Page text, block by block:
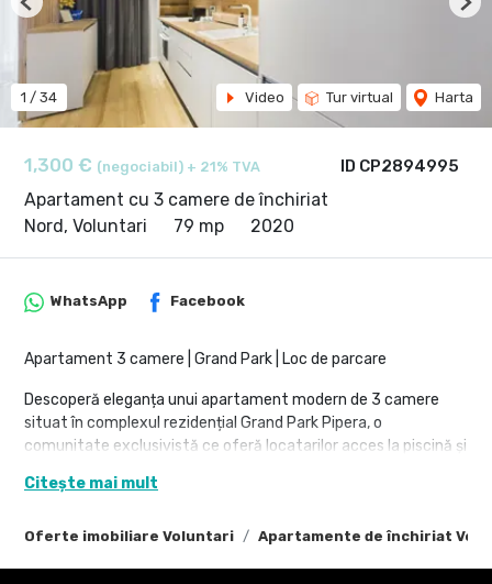
ID CP2894995
1,300 € (negociabil) + 21% TVA
Apartament cu 3 camere de închiriat
Nord, Voluntari
79 mp 2020
1 / 34 Video Tur virtual Harta
Previous
Oferte imobiliare Voluntari Apartamente de închiriat
WhatsApp Facebook
Apartament 3 camere | Grand Park | Loc de parcare
Descoperă eleganța unui apartament modern de 3 camere
situat în complexul rezidențial Grand Park Pipera, o
comunitate exclusivistă ce oferă locatarilor acces la piscină și
Capitalei.
Proprietatea se remarcă prin compartimentarea eficientă și
Citește mai mult